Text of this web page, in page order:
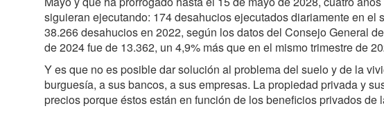
siguieran ejecutando: 174 desahucios ejecutados diariamente en el
38.266 desahucios en 2022, según los datos del Consejo General
de 2024 fue de 13.362, un 4,9% más que en el mismo trimestre de
Y es que no es posible dar solución al problema del suelo y de la
burguesía, a sus bancos, a sus empresas. La propiedad privada y
precios porque éstos están en función de los beneficios privados de